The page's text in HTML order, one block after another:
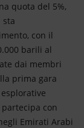
quota del 5%,
sta
con il
barili al
dai membri
prima gara
con
Emirati Arabi